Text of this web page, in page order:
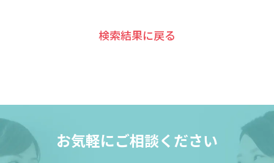
検索結果に戻る
お気軽にご相談ください